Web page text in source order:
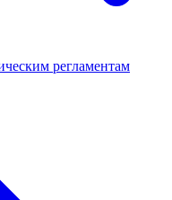
регламентам